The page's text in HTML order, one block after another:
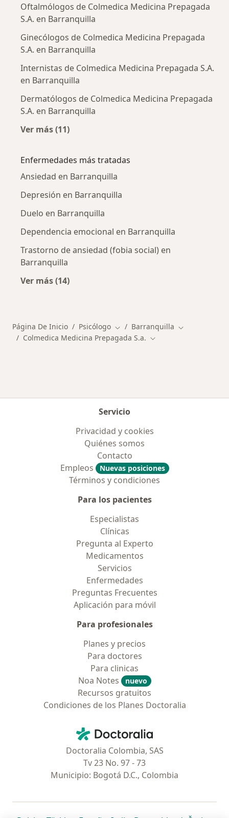
Oftalmólogos de Colmedica Medicina Prepagada
S.A. en Barranquilla
Ginecólogos de Colmedica Medicina Prepagada
S.A. en Barranquilla
Internistas de Colmedica Medicina Prepagada S.A.
en Barranquilla
Dermatólogos de Colmedica Medicina Prepagada
S.A. en Barranquilla
Ver más (11)
Enfermedades más tratadas
Ansiedad en Barranquilla
Depresión en Barranquilla
Duelo en Barranquilla
Dependencia emocional en Barranquilla
Trastorno de ansiedad (fobia social) en
Barranquilla
Ver más (14)
Página De Inicio Psicólogo Cambiar de ciudad
Barranquilla Cambiar de
Colmedica Medicina Prepagada S.a. Cambiar de ciudad
Servicio
Privacidad y cookies
Quiénes somos
Contacto
Empleos
Nuevas posiciones
Términos y condiciones
Para los pacientes
Especialistas
Clínicas
Pregunta al Experto
Medicamentos
Servicios
Enfermedades
Preguntas Frecuentes
Aplicación para móvil
Para profesionales
Planes y precios
Para doctores
Para clinicas
Noa Notes
nuevo
Recursos gratuitos
Condiciones de los Planes Doctoralia
Doctoralia - Página de inicio
Doctoralia Colombia, SAS
Tv 23 No. 97 - 73
Municipio: Bogotá D.C., Colombia